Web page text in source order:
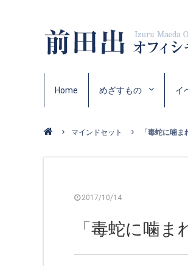
Home めざすもの イ
マインドセット 「毒蛇に噛
2017/10/14
「毒蛇に噛